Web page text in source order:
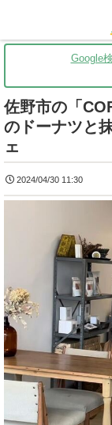
Google
佐野市の「
のドーナツと
ェ
2024/04/30 11:30